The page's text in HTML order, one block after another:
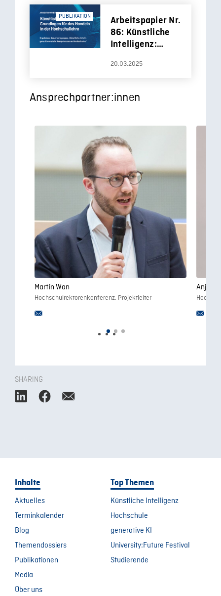
PUBLIKATION
Arbeitspapier Nr.
86: Künstliche
Intelligenz:
das Handeln in
Hochschullehre
20.03.2025
Ansprechpartner:innen
Martin Wan
Hochschulrektorenkonferenz, Projektleiter
Anja-
SHARING
Inhalte
Aktuelles
Terminkalender
Blog
Themendossiers
Publikationen
Media
Über uns
Top Themen
Künstliche Intelligenz
Hochschule
generative KI
University:Future Festival
Studierende